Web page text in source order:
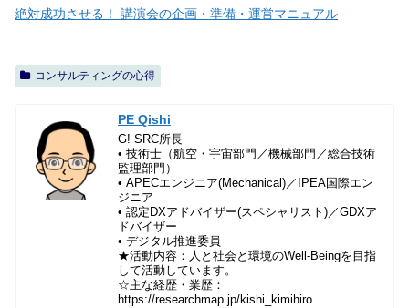
絶対成功させる！ 講演会の企画・準備・運営マニュアル
コンサルティングの心得
PE Qishi
G! SRC所長
• 技術士（航空・宇宙部門／機械部門／総合技術
監理部門）
• APECエンジニア(Mechanical)／IPEA国際エン
ジニア
• 認定DXアドバイザー(スペシャリスト)／GDXア
ドバイザー
• デジタル推進委員
★活動内容：人と社会と環境のWell-Beingを目指
して活動しています。
☆主な経歴・業歴：
https://researchmap.jp/kishi_kimihiro